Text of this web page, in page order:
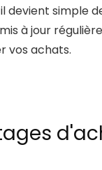
devient simple
mis à jour
vos achats.